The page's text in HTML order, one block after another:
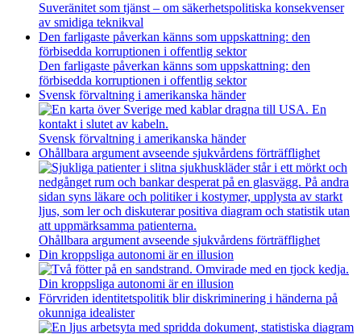
Suveränitet som tjänst – om säkerhetspolitiska konsekvenser
av smidiga teknikval
Den farligaste påverkan känns som uppskattning: den
förbisedda korruptionen i offentlig sektor
Den farligaste påverkan känns som uppskattning: den
förbisedda korruptionen i offentlig sektor
Svensk förvaltning i amerikanska händer
Svensk förvaltning i amerikanska händer
Ohållbara argument avseende sjukvårdens förträfflighet
Ohållbara argument avseende sjukvårdens förträfflighet
Din kroppsliga autonomi är en illusion
Din kroppsliga autonomi är en illusion
Förvriden identitetspolitik blir diskriminering i händerna på
okunniga idealister